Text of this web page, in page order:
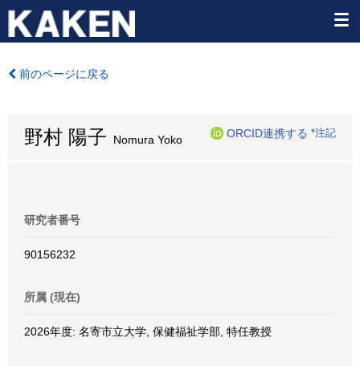
前のページに戻る
野村 陽子 Nomura Yoko
ORCID連携する *注記
研究者番号
90156232
所属 (現在)
2026年度: 名寄市立大学, 保健福祉学部, 特任教授